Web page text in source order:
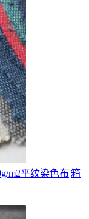
m2平纹染色布|箱